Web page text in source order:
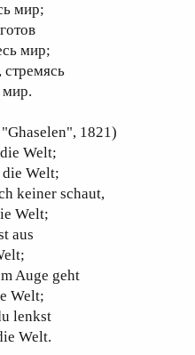
мир;
мир;
мир.
1821)
Welt;
Welt;
keiner schaut,
Welt;
aus
Auge geht
Welt;
lenkst
Welt.